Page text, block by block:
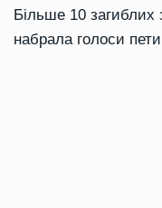
Більше 10 загиблих
набрала голоси